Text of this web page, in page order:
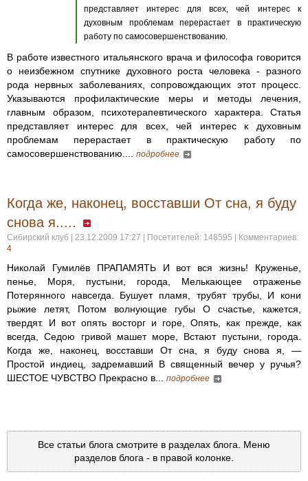
представляет интерес для всех, чей интерес к
духовным проблемам перерастает в практическую
работу по самосовершенствованию.
В работе известного итальянского врача и философа говорится
о неизбежном спутнике духовного роста человека - разного
рода нервных заболеваниях, сопровождающих этот процесс.
Указываются профилактические меры и методы лечения,
главным образом, психотерапевтического характера. Статья
представляет интерес для всех, чей интерес к духовным
проблемам перерастает в практическую работу по
самосовершенствованию.... подробнее
Когда же, наконец, восставши От сна, я буду
снова я.....
Сибирский клуб | 23.12.2009 17:27 | Посетителей: 148595 | Комментариев:
4
Николай Гумилёв ПРАПАМЯТЬ И вот вся жизнь! Круженье,
пенье, Моря, пустыни, города, Мелькающее отраженье
Потерянного навсегда. Бушует пламя, трубят трубы, И кони
рыжие летят, Потом волнующие губы О счастье, кажется,
твердят. И вот опять восторг и горе, Опять, как прежде, как
всегда, Седою гривой машет море, Встают пустыни, города.
Когда же, наконец, восставши От сна, я буду снова я, —
Простой индиец, задремавший В священный вечер у ручья?
ШЕСТОЕ ЧУВСТВО Прекрасно в... подробнее
Все статьи блога смотрите в разделах блога. Меню
разделов блога - в правой колонке.